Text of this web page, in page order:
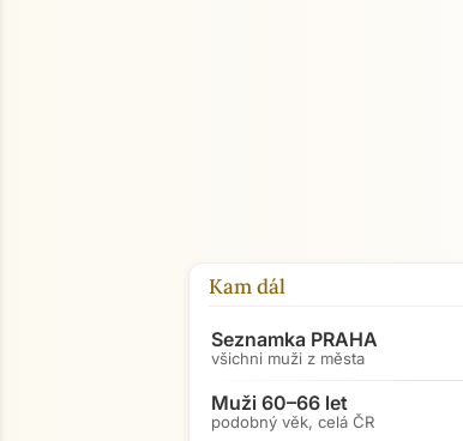
Kam dál
Seznamka PRAHA
všichni muži z města
Muži 60–66 let
podobný věk, celá ČR